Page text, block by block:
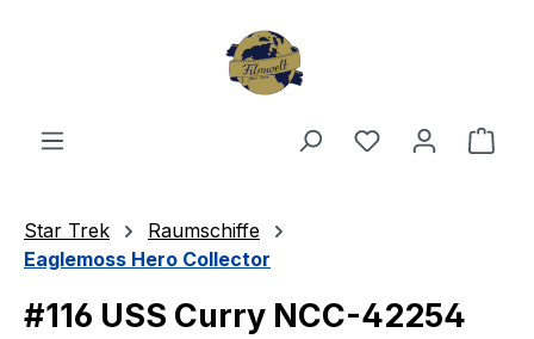
Du hast 0
Star Trek
Raumschiffe
Eaglemoss Hero Collector
#116 USS Curry NCC-42254